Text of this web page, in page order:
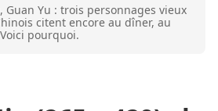
Guan Yu : trois personnages vieux
citent encore au dîner, au
pourquoi.